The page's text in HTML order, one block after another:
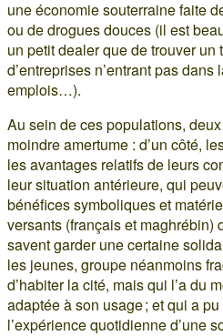
une économie souterraine faite
ou de drogues douces (il est
un petit dealer que de trouver
d’entreprises n’entrant pas
emplois…).
Au sein de ces populations,
moindre amertume : d’un côté,
les avantages relatifs de leurs
leur situation antérieure, qui
bénéfices symboliques et
versants (français et maghrébin)
savent garder une certaine
les jeunes, groupe néanmoins
d’habiter la cité, mais qui l’a du
adaptée à son usage ; et qui a
l’expérience quotidienne d’une